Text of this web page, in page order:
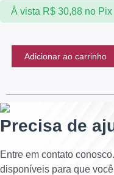
À vista R$30,88 no Pix
Adicionar ao carrinho
Precisa de
Entre em contato
disponíveis para que